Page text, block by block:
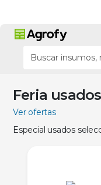
Feria
Ver ofertas
Especial usados